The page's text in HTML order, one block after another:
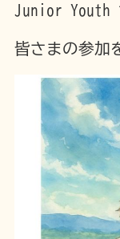
Junior Youth
皆さまの参加